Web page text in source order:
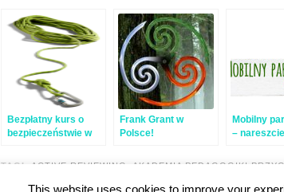
Bezpłatny kurs o
bezpieczeństwie w
Frank Grant w
Polsce!
Mobilny
–
TAGI: ACTIVE REVIEWING AKADEMIA PEDAGOGIKI
This website uses cookies to improve your